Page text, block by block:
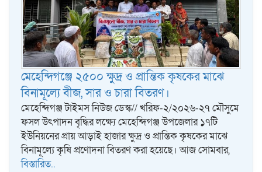
মেহেন্দিগঞ্জে ২৫০০ ক্ষুদ্র ও প্রান্তিক কৃষকের মাঝে
বিনামূল্যে বীজ, সার ও চারা বিতরণ।
মেহেন্দিগঞ্জ টাইমস নিউজ ডেস্ক// খরিফ-২/২০২৬-২৭ মৌসুমে
ফসল উৎপাদন বৃদ্ধির লক্ষ্যে মেহেন্দিগঞ্জ উপজেলার ১৭টি
ইউনিয়নের প্রায় আড়াই হাজার ক্ষুদ্র ও প্রান্তিক কৃষকের মাঝে
বিনামূল্যে কৃষি প্রণোদনা বিতরণ করা হয়েছে। আজ সোমবার,
বিস্তারিত..